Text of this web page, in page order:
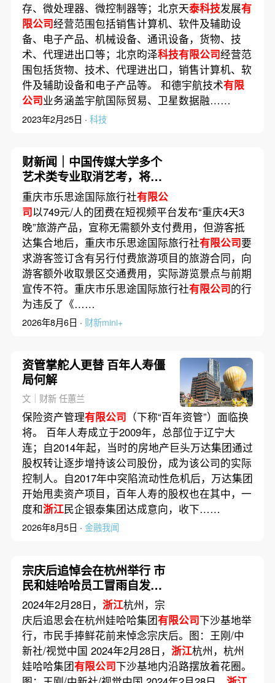
存、微处理器、微控制器等；北京天泰科技发展有
限公司经营范围包括销售计算机、软件及辅助设
备、电子产品、机械设备、通讯设备，货物、技
术、代理进出口等；北京昀泽科技有限公司经营范
围包括货物、技术、代理进出口，销售计算机、软
件及辅助设备和电子产品等。 和德宇航技术有限
公司业务涵盖宇航国际贸易、卫星数据融……
2023年2月25日 · 科技
财新闻｜中国传媒大学多个
艺术类专业取消艺考，将依
据考生高考文化课成绩由高
到低依次录取
重庆市乐思途国际旅行社有限公
司以749元/人的团费在短视频平台发布“重庆4天3
晚”旅游产品，宣称无需额外支付费用，但游客抵
达集合地后，重庆市乐思途国际旅行社有限公司要
求游客签订含有另行付费旅游项目的旅游合同，向
游客额外收取景区交通费用，实际游览景点与前期
宣传不符。重庆市乐思途国际旅行社有限公司的行
为违反了《……
2026年8月6日 · 财新mini+
资管掌舵人更替 百年人寿僵
局何解
文｜财新 任蕙兰
保险资产管理有限公司 （下称“百年资管”）面临换
将。 百年人寿成立于2009年，总部位于辽宁大
连；自2014年起，当时的房地产巨头万达集团通过
股权转让逐步增持该公司股份，成为该公司的实际
控制人。自2017年中突陷流动性危机后，万达集团
开始甩卖资产项目，百年人寿的股权也在其中，一
度和浙江民企银泰集团达成意向，收下……
2026年8月5日 · 金融我闻
宗庆后追悼会在杭州举行 市
民和娃哈哈员工冒雨自发前
往悼念送别
2024年2月28日， 浙江杭州，宗
庆后追思会在杭州娃哈哈集团有限公司下沙基地举
行，市民手捧鲜花前来悼念宗庆后。图：王刚/中
新社/视觉中国 2024年2月28日， 浙江杭州，杭州
娃哈哈集团有限公司下沙基地内沿路摆放着花圈。